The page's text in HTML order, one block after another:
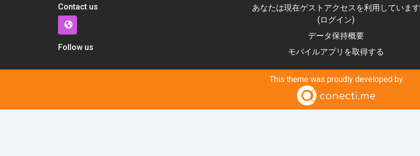
Contact us
Follow us
あなたは現在ゲストアクセスを利用しています
(ログイン)
データ保持概要
モバイルアプリを取得する
This theme was proudly developed by